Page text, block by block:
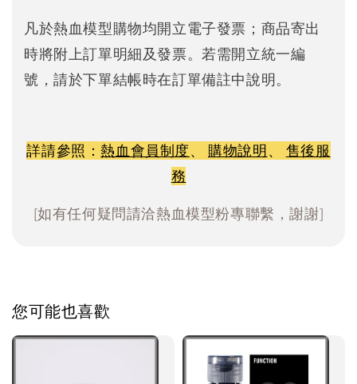
凡於熱血模型購物均開立電子發票；商品寄出
時將附上訂單明細及發票。若需開立統一編
號，請於下單結帳時在訂單備註中說明。
詳請參照：熱血會員制度、 購物說明、 售後服
務
[如有任何疑問請洽熱血模型粉專聯繫，謝謝]
您可能也喜歡